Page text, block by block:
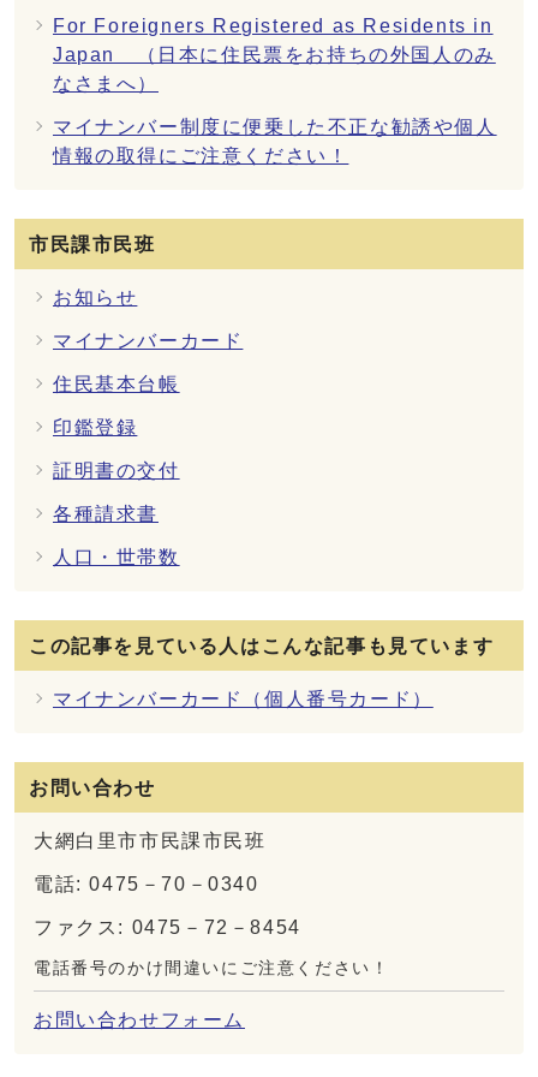
For Foreigners Registered as Residents in
Japan （日本に住民票をお持ちの外国人のみ
なさまへ）
マイナンバー制度に便乗した不正な勧誘や個人
情報の取得にご注意ください！
市民課市民班
お知らせ
マイナンバーカード
住民基本台帳
印鑑登録
証明書の交付
各種請求書
人口・世帯数
この記事を見ている人はこんな記事も見ています
マイナンバーカード（個人番号カード）
お問い合わせ
大網白里市市民課市民班
電話: 0475－70－0340
ファクス: 0475－72－8454
電話番号のかけ間違いにご注意ください！
お問い合わせフォーム